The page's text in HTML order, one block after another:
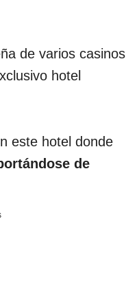
de varios casinos
hotel
este hotel donde
de